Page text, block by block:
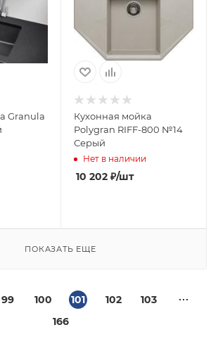
Granula
Кухонная мойка
Polygran RIFF-800 №14
Серый
Нет в наличии
10 202₽/шт
ПОКАЗАТЬ ЕЩЕ
99 100 101 102
103
166